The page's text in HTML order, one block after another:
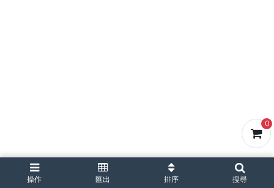
0
操作 匯出 排序 搜尋